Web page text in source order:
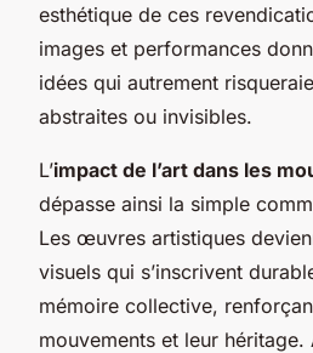
esthétique de ces
images et performances
idées qui autrement
abstraites ou invisibles.
L’impact de l’art dans les
dépasse ainsi la simple
Les œuvres artistiques
visuels qui s’inscrivent
mémoire collective,
mouvements et leur